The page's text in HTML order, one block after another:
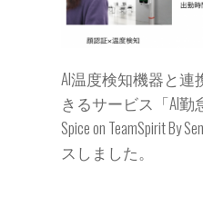
AI温度検知機器と
きるサービス「AI勤
Spice on TeamSpirit By
スしました。